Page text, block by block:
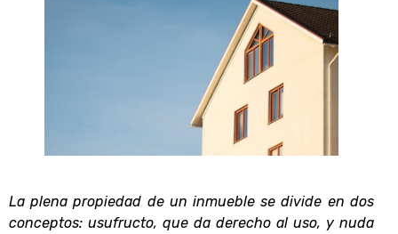
La plena propiedad de un inmueble se divide en dos
conceptos: usufructo, que da derecho al uso, y nuda